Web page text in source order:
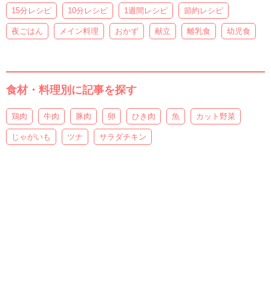
15分レシピ 10分レシピ 1週間レシピ 節約レシピ
夜ごはん メイン料理 おかず 献立 離乳食 幼児食
食材・料理別に記事を探す
鶏肉 牛肉 豚肉 卵 ひき肉 魚 カット野菜
じゃがいも ツナ サラダチキン